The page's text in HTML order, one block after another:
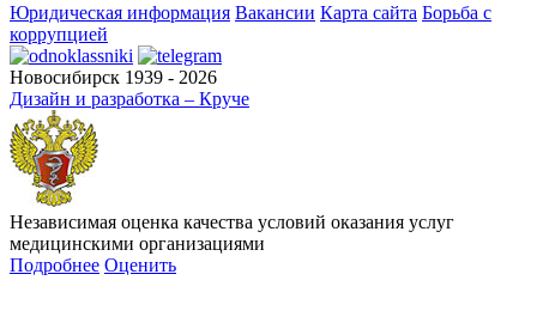
Юридическая информация Вакансии Карта сайта Борьба с
коррупцией
Новосибирск 1939 - 2026
Дизайн и разработка – Круче
Независимая оценка качества условий оказания услуг
медицинскими организациями
Подробнее Оценить